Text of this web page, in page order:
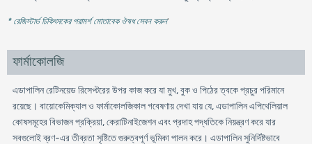
* রেজিস্টার্ড চিকিৎসকের পরামর্শ মোতাবেক ঔষধ সেবন করুন'
ফার্মাকোলজি
এডাপালিন রেটিনয়েড রিসেপ্টরের উপর কাজ করে যা মুখ, বুক ও পিঠের ত্বকে প্রচুর পরিমানে
রয়েছে। বায়োকেমিক্যাল ও ফার্মাকোলজিকাল গবেষণায় দেখা যায় যে, এডাপালিন এপিথেলিয়াল
কোষসমূহের বিভাজন প্রক্রিয়া, কেরাটিনাইজেশন এবং প্রদাহ পদ্ধতিকে নিয়ন্ত্রণ করে যার
সবগুলোই ব্রণ-এর তীব্রতা সৃষ্টিতে গুরুত্বপূর্ণ ভূমিকা পালন করে। এডাপালিন সুনির্দিষ্টভাবে